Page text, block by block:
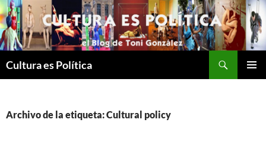
Saltar
al
contenido
Cultura es Política
Archivo de la etiqueta: Cultural policy